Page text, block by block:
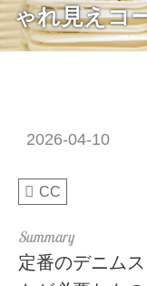
ゃれ見えコ
2026-04-10
CC
定番のデニム